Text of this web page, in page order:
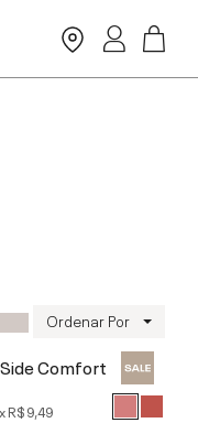
Ordenar Por
Comfort
R$ 9,49